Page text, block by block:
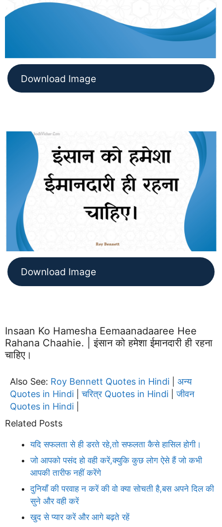
Download Image
Download Image
Insaan Ko Hamesha Eemaanadaaree Hee
Rahana Chaahie. | इंसान को हमेशा ईमानदारी ही रहना
चाहिए।
Also See: Roy Bennett Quotes in Hindi
अन्य
Quotes in Hindi |चरित्र Quotes in Hindi |जीवन
Quotes in Hindi
Related Posts
यदि सफलता से ही डरते रहे,तो सफलता कैसे हासिल होगी।
जो आपको पसंद हो वही करें,क्युकि कुछ लोग ऐसे हैं जो कभी
आपकी तारीफ नहीं करेंगे
दुनियाँ की परवाह न करें की वो क्या सोचती है,बस अपने दिल की
सुने और वही करें
खुद से प्यार करें और आगे बढ़ते रहें